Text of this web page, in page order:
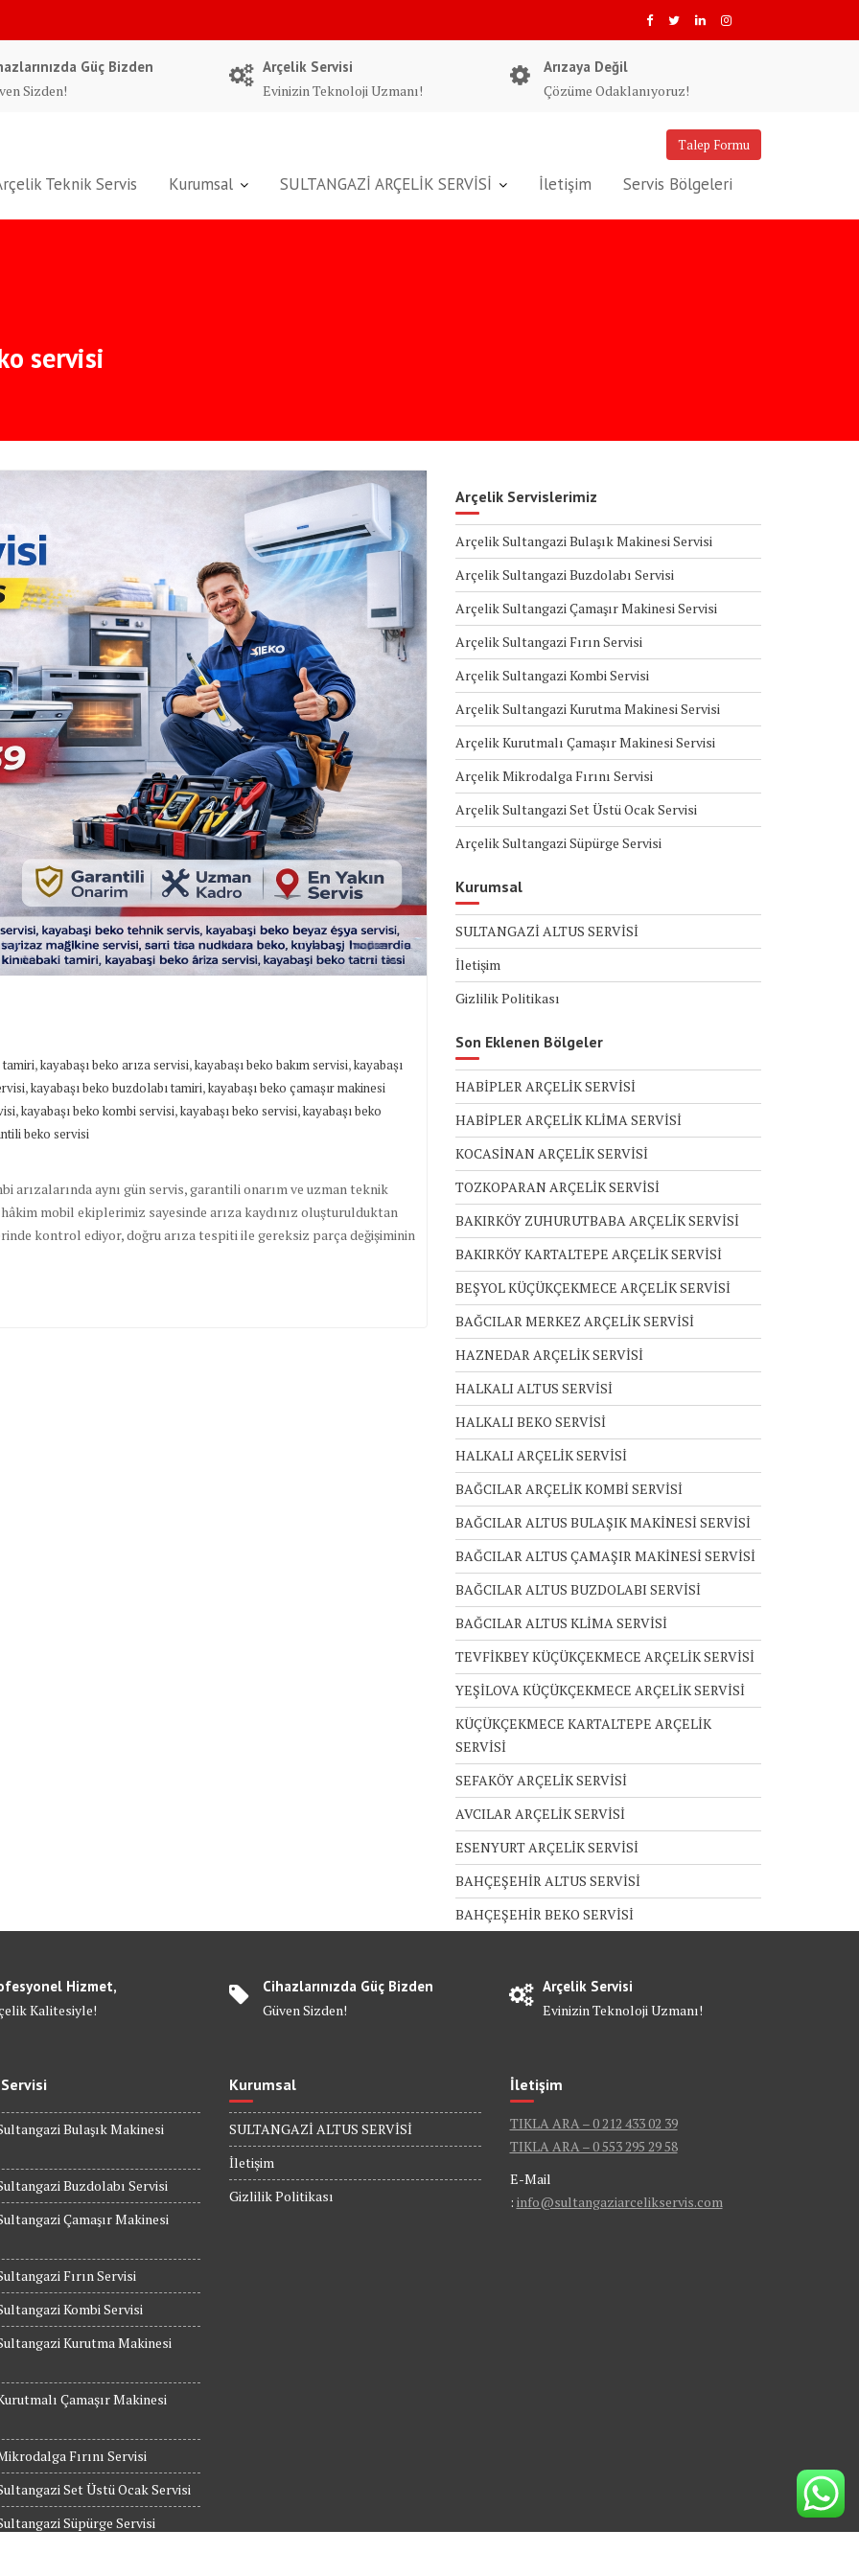
Güç Bizden
Sizden!
Arçelik Servisi
Evinizin Teknoloji Uzmanı!
Arızaya Değil
Çözüme Odaklanıyoruz!
Talep Formu
Teknik Servis Kurumsal SULTANGAZİ ARÇELİK SERVİSİ İletişim Servis Bölgeleri
servisi
tamiri,kayabaşı beko arıza servisi,kayabaşı beko bakım servisi,kayabaşı
,kayabaşı beko buzdolabı tamiri,kayabaşı beko çamaşır makinesi
,kayabaşı beko kombi servisi,kayabaşı beko servisi,kayabaşı beko
beko servisi
arızalarında aynı gün servis, garantili onarım ve uzman teknik
mobil ekiplerimiz sayesinde arıza kaydınız oluşturulduktan
kontrol ediyor, doğru arıza tespiti ile gereksiz parça değişiminin
Arçelik Servislerimiz
Arçelik Sultangazi Bulaşık Makinesi Servisi
Arçelik Sultangazi Buzdolabı Servisi
Arçelik Sultangazi Çamaşır Makinesi Servisi
Arçelik Sultangazi Fırın Servisi
Arçelik Sultangazi Kombi Servisi
Arçelik Sultangazi Kurutma Makinesi Servisi
Arçelik Kurutmalı Çamaşır Makinesi Servisi
Arçelik Mikrodalga Fırını Servisi
Arçelik Sultangazi Set Üstü Ocak Servisi
Arçelik Sultangazi Süpürge Servisi
Kurumsal
SULTANGAZİ ALTUS SERVİSİ
İletişim
Gizlilik Politikası
Son Eklenen Bölgeler
HABİPLER ARÇELİK SERVİSİ
HABİPLER ARÇELİK KLİMA SERVİSİ
KOCASİNAN ARÇELİK SERVİSİ
TOZKOPARAN ARÇELİK SERVİSİ
BAKIRKÖY ZUHURUTBABA ARÇELİK SERVİSİ
BAKIRKÖY KARTALTEPE ARÇELİK SERVİSİ
BEŞYOL KÜÇÜKÇEKMECE ARÇELİK SERVİSİ
BAĞCILAR MERKEZ ARÇELİK SERVİSİ
HAZNEDAR ARÇELİK SERVİSİ
HALKALI ALTUS SERVİSİ
HALKALI BEKO SERVİSİ
HALKALI ARÇELİK SERVİSİ
BAĞCILAR ARÇELİK KOMBİ SERVİSİ
BAĞCILAR ALTUS BULAŞIK MAKİNESİ SERVİSİ
BAĞCILAR ALTUS ÇAMAŞIR MAKİNESİ SERVİSİ
BAĞCILAR ALTUS BUZDOLABI SERVİSİ
BAĞCILAR ALTUS KLİMA SERVİSİ
TEVFİKBEY KÜÇÜKÇEKMECE ARÇELİK SERVİSİ
YEŞİLOVA KÜÇÜKÇEKMECE ARÇELİK SERVİSİ
KÜÇÜKÇEKMECE KARTALTEPE ARÇELİK
SERVİSİ
SEFAKÖY ARÇELİK SERVİSİ
AVCILAR ARÇELİK SERVİSİ
ESENYURT ARÇELİK SERVİSİ
BAHÇEŞEHİR ALTUS SERVİSİ
BAHÇEŞEHİR BEKO SERVİSİ
Hizmet,
Kalitesiyle!
Cihazlarınızda Güç Bizden
Güven Sizden!
Arçelik Servisi
Evinizin Teknoloji Uzmanı!
Bulaşık Makinesi
Buzdolabı Servisi
Çamaşır Makinesi
Fırın Servisi
Kombi Servisi
Kurutma Makinesi
Çamaşır Makinesi
Fırını Servisi
Set Üstü Ocak Servisi
Süpürge Servisi
Kurumsal
SULTANGAZİ ALTUS SERVİSİ
İletişim
Gizlilik Politikası
İletişim
TIKLA ARA – 0 212 433 02 39
TIKLA ARA – 0 553 295 29 58
E-Mail
: info@sultangaziarcelikservis.com